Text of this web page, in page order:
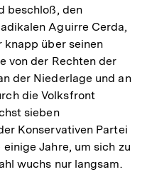
beschloß, den
Aguirre Cerda,
knapp über seinen
von der Rechten der
der Niederlage und an
die Volksfront
sieben
Konservativen Partei
Jahre, um sich zu
wuchs nur langsam.